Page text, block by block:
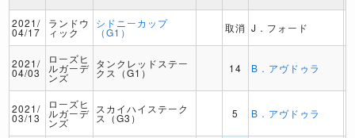
2021/
04/17
ランドウ
ィック
シドニーカップ
（G1） 取消 J．フォード
2021/
04/03
ローズヒ
ルガーデ
ンズ
タンクレッドステー
クス（G1） 14 B．アヴドゥラ
2021/
03/13
ローズヒ
ルガーデ
ンズ
スカイハイステーク
ス（G3） 5 B．アヴドゥラ